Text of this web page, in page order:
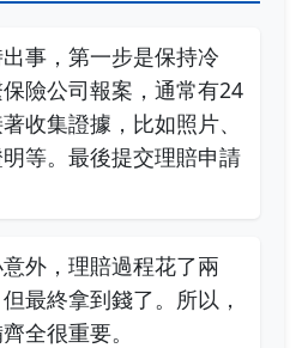
事，第一步是保持冷
險公司報案，通常有24
收集證據，比如照片、
等。最後提交理賠申請
外，理賠過程花了兩
最終拿到錢了。所以，
全很重要。